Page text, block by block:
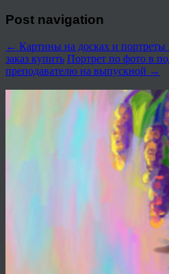
Post navigation
← Картины на досках и портреты
заказ купить Портрет по фото в
преподавателю на выпускной →